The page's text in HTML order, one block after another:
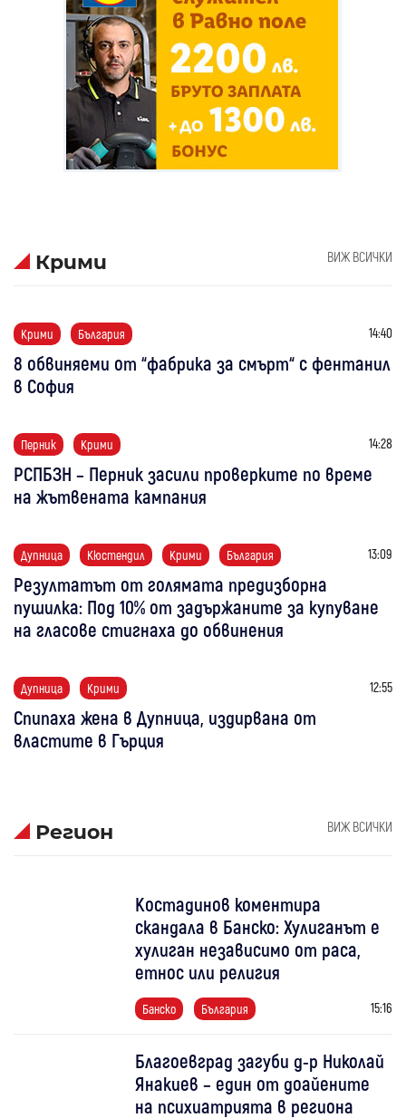
Крими ВИЖ ВСИЧКИ
Крими България 14:40
8 обвиняеми от “фабрика за смърт“ с фентанил
в София
Перник Крими 14:28
РСПБЗН – Перник засили проверките по време
на жътвената кампания
Дупница Кюстендил Крими България 13:09
Резултатът от голямата предизборна
пушилка: Под 10% от задържаните за купуване
на гласове стигнаха до обвинения
Дупница Крими 12:55
Спипаха жена в Дупница, издирвана от
властите в Гърция
Регион ВИЖ ВСИЧКИ
Костадинов коментира
скандала в Банско: Хулиганът е
хулиган независимо от раса,
етнос или религия
Банско България 15:16
Благоевград загуби д-р Николай
Янакиев – един от доайените
на психиатрията в региона